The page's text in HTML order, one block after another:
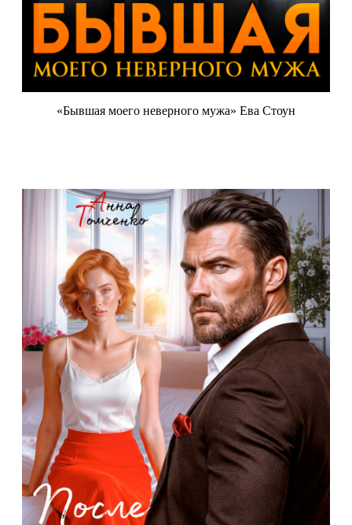
«Бывшая моего неверного мужа» Ева Стоун